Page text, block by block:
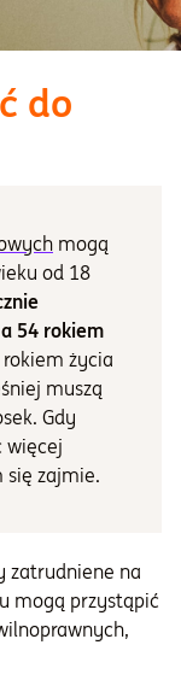
do
mogą
od 18
54 rokiem
życia
muszą
Gdy
więcej
się zajmie.
zatrudniene na
mogą przystąpić